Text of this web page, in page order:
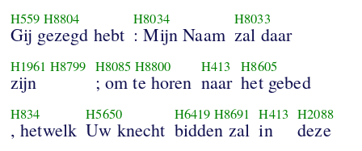
H559 H8804
Gij gezegd hebt
H8034
: Mijn Naam
H8033
zal daar
H1961 H8799
zijn
H8085 H8800
; om te horen
H413
naar
H8605
het gebed
H834
, hetwelk
H5650
Uw knecht
H6419 H8691
bidden zal
H413
in
H2088
deze